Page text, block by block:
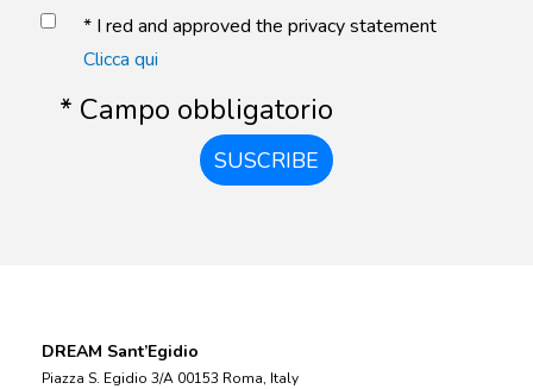
* I red and approved the privacy statement
Clicca qui
* Campo obbligatorio
SUSCRIBE
DREAM Sant’Egidio
Piazza S. Egidio 3/A 00153 Roma, Italy